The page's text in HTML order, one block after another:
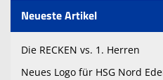
Neueste Artikel
Die RECKEN vs. 1. Herren
Neues Logo für HSG Nord